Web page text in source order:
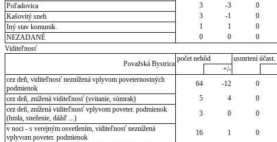
Poľadovica
3 -3 0
Kašovitý sneh
3 -1 0
Iný stav komunik.
1 1 0
NEZADANÉ
0 0 0
Viditeľnosť
Považská Bystrica
počet nehôd usmrtení účast.
+/-
cez deň, viditeľnosť neznížená vplyvom poveternostných
podmienok
64 -12 0
cez deň, znížená viditeľnosť (svitanie, súmrak)
5 4 0
cez deň, znížená viditeľnosť vplyvom poveter. podmienok
(hmla, sneženie, dážď ...)
3 0 0
v noci - s verejným osvetlením, viditeľnosť neznížená
vplyvom poveter. podmienok
16 1 0